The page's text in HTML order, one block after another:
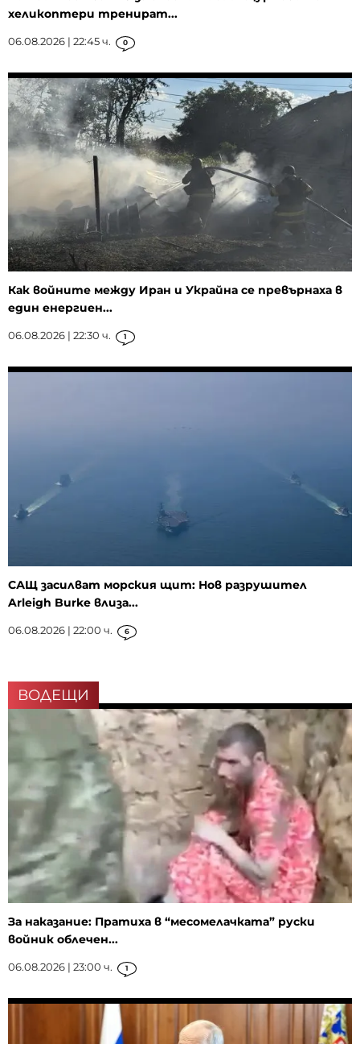
хеликоптери тренират...
06.08.2026 | 22:45 ч. 0
Как войните между Иран и Украйна се превърнаха в
един енергиен...
06.08.2026 | 22:30 ч. 1
САЩ засилват морския щит: Нов разрушител
Arleigh Burke влиза...
06.08.2026 | 22:00 ч. 6
ВОДЕЩИ
За наказание: Пратиха в “месомелачката” руски
войник облечен...
06.08.2026 | 23:00 ч. 1